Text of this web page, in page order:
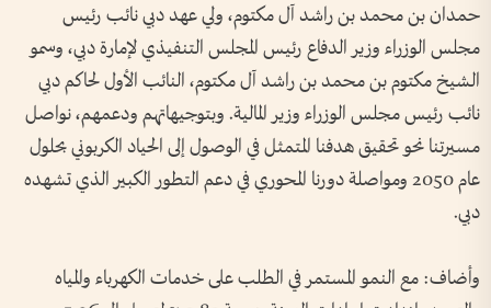
حمدان بن محمد بن راشد آل مكتوم، ولي عهد دبي نائب رئيس
مجلس الوزراء وزير الدفاع رئيس المجلس التنفيذي لإمارة دبي، وسمو
الشيخ مكتوم بن محمد بن راشد آل مكتوم، النائب الأول لحاكم دبي
نائب رئيس مجلس الوزراء وزير المالية. وبتوجيهاتهم ودعمهم، نواصل
مسيرتنا نحو تحقيق هدفنا المتمثل في الوصول إلى الحياد الكربوني بحلول
عام 2050 ومواصلة دورنا المحوري في دعم التطور الكبير الذي تشهده
دبي.
وأضاف: مع النمو المستمر في الطلب على خدمات الكهرباء والمياه